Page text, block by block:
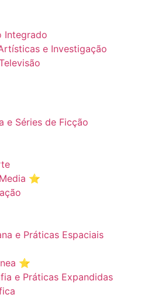
Integrado
e Investigação
e Séries de Ficção
⭐️
e Práticas Espaciais
⭐️
e Práticas Expandidas